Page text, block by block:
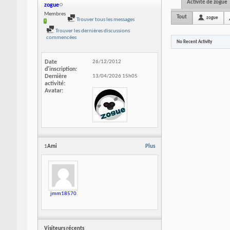
zogue
Membres
Trouver tous les messages
Trouver les dernières discussions
commencées
Date
d'inscription
26/12/2012
Dernière
activité
13/04/2026 15h05
Avatar
Plus
1Ami
jmm18570
Visiteurs récents
Activité de zogue
Tout zogue
No Recent Activity